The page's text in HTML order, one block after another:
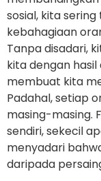
sosial, kita
kebahagiaan
Tanpa disadari,
kita dengan hasil
membuat kita
Padahal, setiap
masing-masing.
sendiri, sekecil
menyadari
daripada